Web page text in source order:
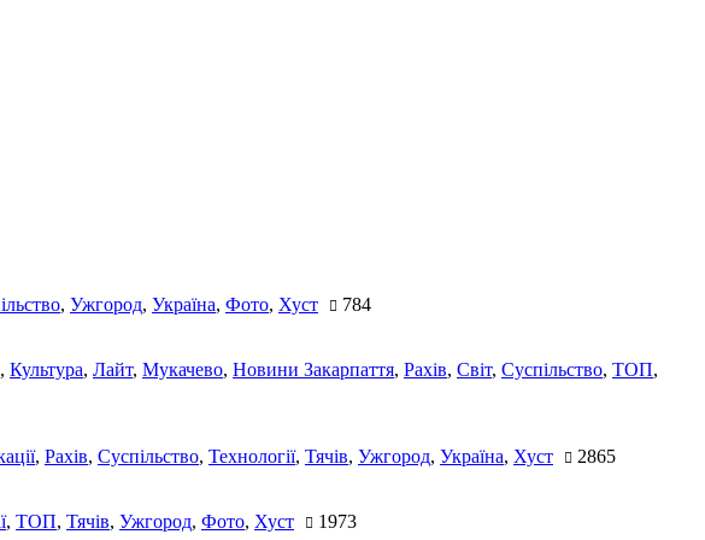
, Ужгород, Україна, Фото, Хуст 784
, Культура, Лайт, Мукачево, Новини Закарпаття, Рахів, Світ, Суспільство, ТОП,
, Рахів, Суспільство, Технології, Тячів, Ужгород, Україна, Хуст 2865
, ТОП, Тячів, Ужгород, Фото, Хуст 1973